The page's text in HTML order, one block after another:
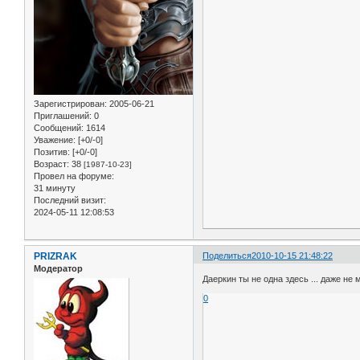
Зарегистрирован: 2005-06-21
Приглашений: 0
Сообщений: 1614
Уважение: [+0/-0]
Позитив: [+0/-0]
Возраст: 38 [1987-10-23]
Провел на форуме:
31 минуту
Последний визит:
2024-05-11 12:08:53
Поделиться2010-10-15 21:48:22
PRIZRAK
Модератор
Даеркин ты не одна здесь ... даже не
0